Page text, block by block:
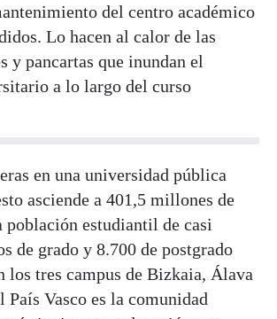
del centro académico
Lo hacen al calor de las
y pancartas que inundan el
a lo largo del curso
en una universidad pública
asciende a 401,5 millones de
población estudiantil de casi
de grado y 8.700 de postgrado
los tres campus de Bizkaia, Álava
País Vasco es la comunidad